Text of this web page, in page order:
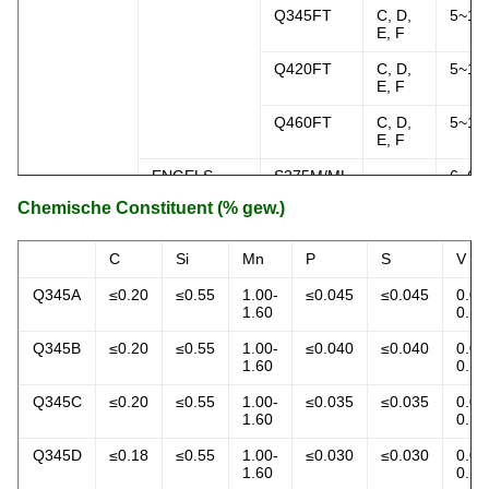
Q345FT
C, D,
E, F
Q420FT
C, D,
E, F
Q460FT
C, D,
E, F
ENGELS
4:2004
S275M/ML - 6~60
S355M/ML
SM490
6~80
Chemische Constituent (% gew.)
C Si Mn P S V
Q345A ≤0.20 ≤0.55
1.00-
1.60
≤0.045 ≤0.045
0.15
Q345B ≤0.20 ≤0.55
1.00-
1.60
≤0.040 ≤0.040
0.15
Q345C ≤0.20 ≤0.55
1.00-
1.60
≤0.035 ≤0.035
0.15
Q345D ≤0.18 ≤0.55
1.00-
1.60
≤0.030 ≤0.030
0.15